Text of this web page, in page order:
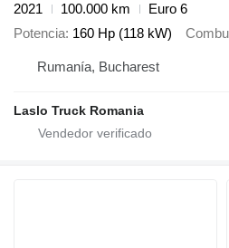
2021
100.000 km
Euro 6
Potencia 160 Hp (118 kW)
Rumanía, Bucharest
Laslo Truck Romania